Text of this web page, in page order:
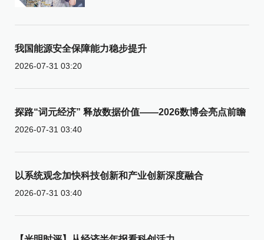
我国能源安全保障能力稳步提升
2026-07-31 03:20
探路“词元经济” 释放数据价值——2026数博会亮点前瞻
2026-07-31 03:40
以系统观念加快科技创新和产业创新深度融合
2026-07-31 03:40